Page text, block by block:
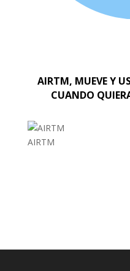
AIRTM, MUEVE Y
CUANDO
AIRTM